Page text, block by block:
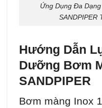
Ứng Dụng Đa
SANDPIPER
Hướng Dẫn
Dưỡng Bơm
SANDPIPER
Bơm màng Inox